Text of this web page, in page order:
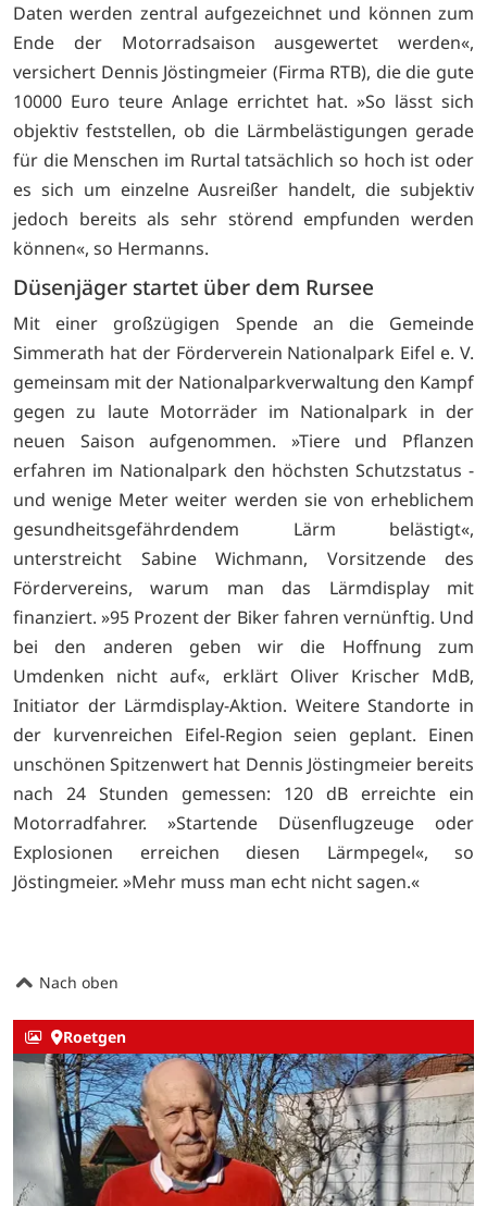
Daten werden zentral aufgezeichnet und können zum
Ende der Motorradsaison ausgewertet werden«,
versichert Dennis Jöstingmeier (Firma RTB), die die gute
10000 Euro teure Anlage errichtet hat. »So lässt sich
objektiv feststellen, ob die Lärmbelästigungen gerade
für die Menschen im Rurtal tatsächlich so hoch ist oder
es sich um einzelne Ausreißer handelt, die subjektiv
jedoch bereits als sehr störend empfunden werden
können«, so Hermanns.
Düsenjäger startet über dem Rursee
Mit einer großzügigen Spende an die Gemeinde
Simmerath hat der Förderverein Nationalpark Eifel e. V.
gemeinsam mit der Nationalparkverwaltung den Kampf
gegen zu laute Motorräder im Nationalpark in der
neuen Saison aufgenommen. »Tiere und Pflanzen
erfahren im Nationalpark den höchsten Schutzstatus -
und wenige Meter weiter werden sie von erheblichem
gesundheitsgefährdendem Lärm belästigt«,
unterstreicht Sabine Wichmann, Vorsitzende des
Fördervereins, warum man das Lärmdisplay mit
finanziert. »95 Prozent der Biker fahren vernünftig. Und
bei den anderen geben wir die Hoffnung zum
Umdenken nicht auf«, erklärt Oliver Krischer MdB,
Initiator der Lärmdisplay-Aktion. Weitere Standorte in
der kurvenreichen Eifel-Region seien geplant. Einen
unschönen Spitzenwert hat Dennis Jöstingmeier bereits
nach 24 Stunden gemessen: 120 dB erreichte ein
Motorradfahrer. »Startende Düsenflugzeuge oder
Explosionen erreichen diesen Lärmpegel«, so
Jöstingmeier. »Mehr muss man echt nicht sagen.«
Nach oben
Roetgen